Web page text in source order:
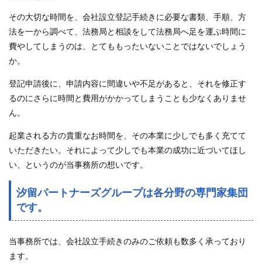
その大切な時間を、会社設立登記手続きに必要な書類、手順、方
法を一から調べて、法務局と相談をして法務局へ足を運ぶ時間に
費やしてしまうのは、とてももったいないことではないでしょう
か。
登記申請後に、申請内容に間違いや不足があると、それを修正す
るのにさらに時間と費用がかかってしまうことも少なくありませ
ん。
起業される方の貴重なお時間を、その本業に少しでも多く充てて
いただきたい。それによって少しでも本業の成功に近づいてほし
い、というのが当事務所の想いです。
汐留パートナーズグループは各分野の専門家集団
です。
当事務所では、会社設立手続きのみのご依頼も数多く承っており
ます。